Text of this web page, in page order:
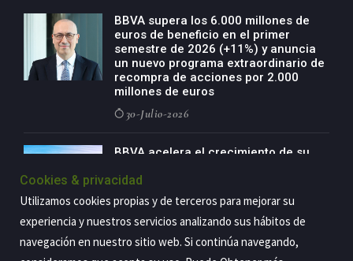
BBVA supera los 6.000 millones de
euros de beneficio en el primer
semestre de 2026 (+11%) y anuncia
un nuevo programa extraordinario de
recompra de acciones por 2.000
millones de euros
30-Julio-2026
BBVA acelera el crecimiento de su
de especialización presente en siete
países
29-Julio-2026
Cookies & privacidad
Utilizamos cookies propias y de terceros para mejorar su
experiencia y nuestros servicios analizando sus hábitos de
navegación en nuestro sitio web. Si continúa navegando,